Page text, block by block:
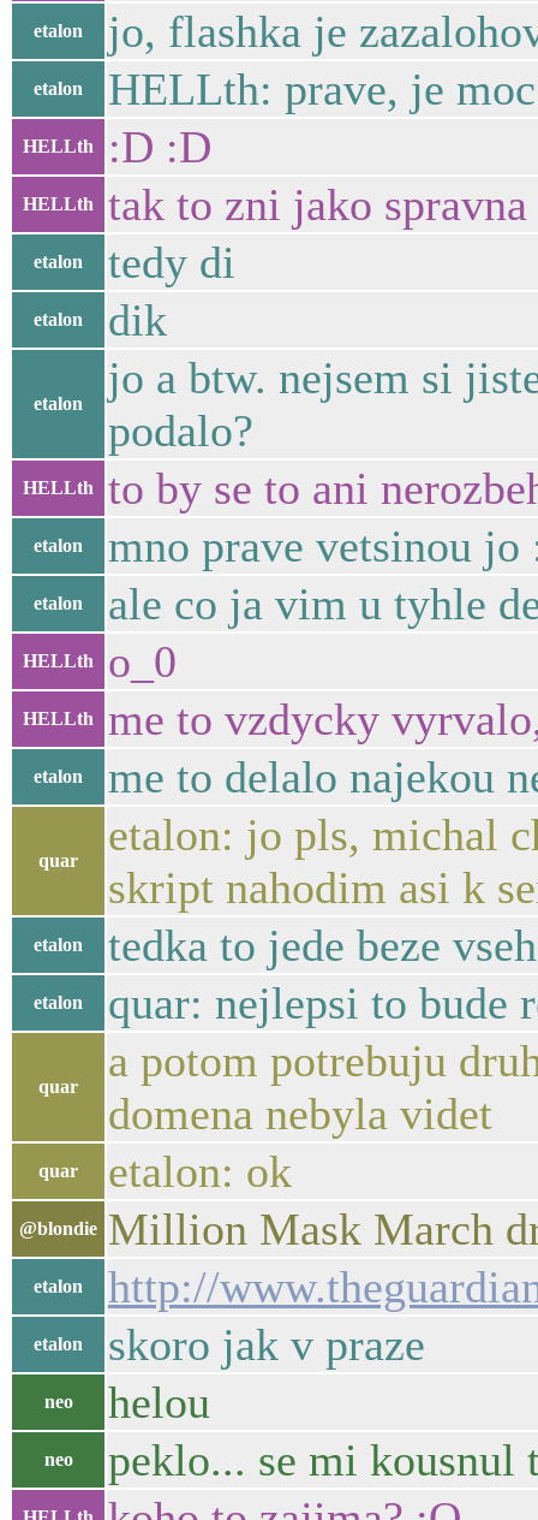
etalon jo, flashka je
etalon HELLth: prave, je
HELLth :D :D
HELLth tak to zni jako
etalon tedy di
etalon dik
etalon
jo a btw. nejsem si
podalo?
HELLth to by se to ani
etalon mno prave vetsinou jo
etalon ale co ja vim u tyhle
HELLth o_0
HELLth me to vzdycky
etalon me to delalo najekou
quar
etalon: jo pls, michal
skript nahodim asi k
etalon tedka to jede beze
etalon quar: nejlepsi to bude
quar
a potom potrebuju
domena nebyla videt
quar etalon: ok
@blondie Million Mask March
etalon http://
etalon skoro jak v praze
neo helou
neo peklo... se mi kousnul